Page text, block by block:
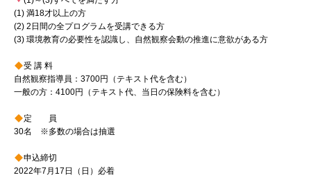
(1) 満18才以上の方
(2) 2日間の全プログラムを受講できる方
(3) 環境教育の必要性を認識し、自然観察会動の推進に意欲がある方
受 講 料
自然観察指導員：3700円（テキスト代を含む）
一般の方：4100円（テキスト代、当日の保険料を含む）
定 員
30名 ※多数の場合は抽選
申込締切
2022年7月17日（日）必着